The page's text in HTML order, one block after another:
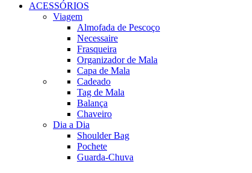
ACESSÓRIOS
Viagem
Almofada de Pescoço
Necessaire
Frasqueira
Organizador de Mala
Capa de Mala
Cadeado
Tag de Mala
Balança
Chaveiro
Dia a Dia
Shoulder Bag
Pochete
Guarda-Chuva